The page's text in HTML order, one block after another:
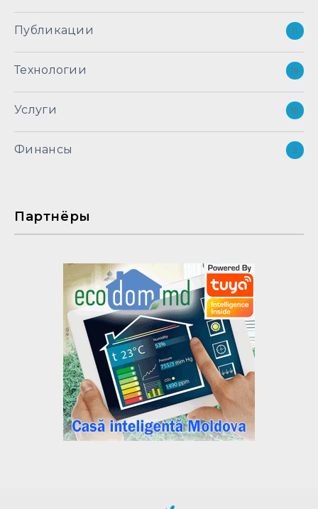
Публикации 11
Технологии 19
Услуги 16
Финансы 3
Партнёры